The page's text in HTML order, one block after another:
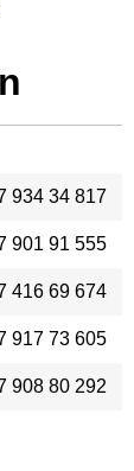
934 34 817
901 91 555
416 69 674
917 73 605
908 80 292